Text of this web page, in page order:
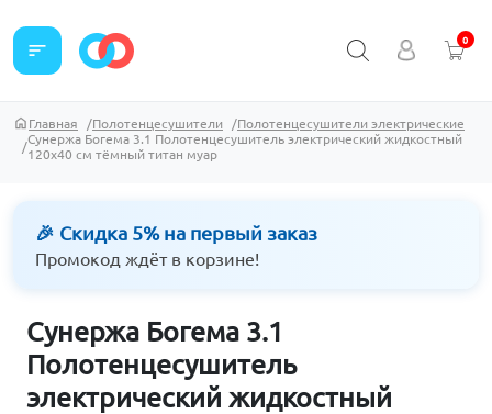
sort 0
Главная Полотенцесушители
Полотенцесушители электрические
Сунержа Богема 3.1 Полотенцесушитель электрический жидкостный
120х40 см тёмный титан муар
🎉 Скидка 5% на первый заказ
Промокод ждёт в корзине!
Сунержа Богема 3.1
Полотенцесушитель
электрический жидкостный